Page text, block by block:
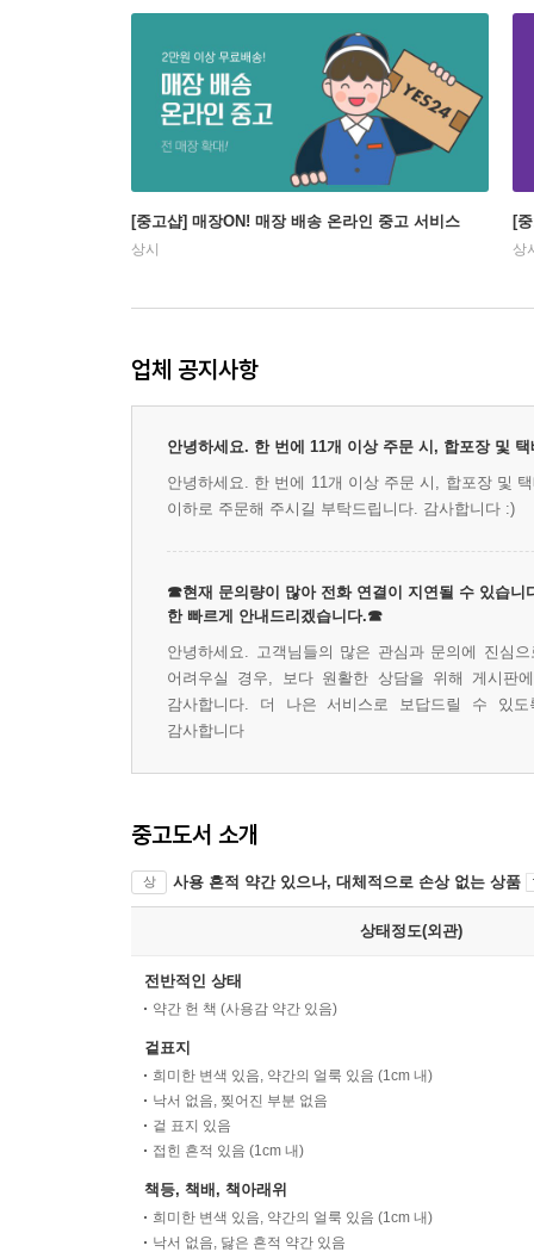
[중고샵] 매장ON! 매장 배송 온라인 중고 서비스
상시
[
상
업체 공지사항
안녕하세요. 한 번에 11개 이상 주문 시, 합포장 및
안녕하세요. 한 번에 11개 이상 주문 시, 합포장 및
이하로 주문해 주시길 부탁드립니다. 감사합니다 :)
☎현재 문의량이 많아 전화 연결이 지연될 수 있습니
한 빠르게 안내드리겠습니다.☎
안녕하세요. 고객님들의 많은 관심과 문의에 진심
어려우실 경우, 보다 원활한 상담을 위해 게시판
감사합니다. 더 나은 서비스로 보답드릴 수 있도
감사합니다
중고도서 소개
상 사용 흔적 약간 있으나, 대체적으로 손상 없는 상품
상태정도(외관)
전반적인 상태
약간 헌 책 (사용감 약간 있음)
겉표지
희미한 변색 있음, 약간의 얼룩 있음 (1cm 내)
낙서 없음, 찢어진 부분 없음
겉 표지 있음
접힌 흔적 있음 (1cm 내)
책등, 책배, 책아래위
희미한 변색 있음, 약간의 얼룩 있음 (1cm 내)
낙서 없음, 닳은 흔적 약간 있음